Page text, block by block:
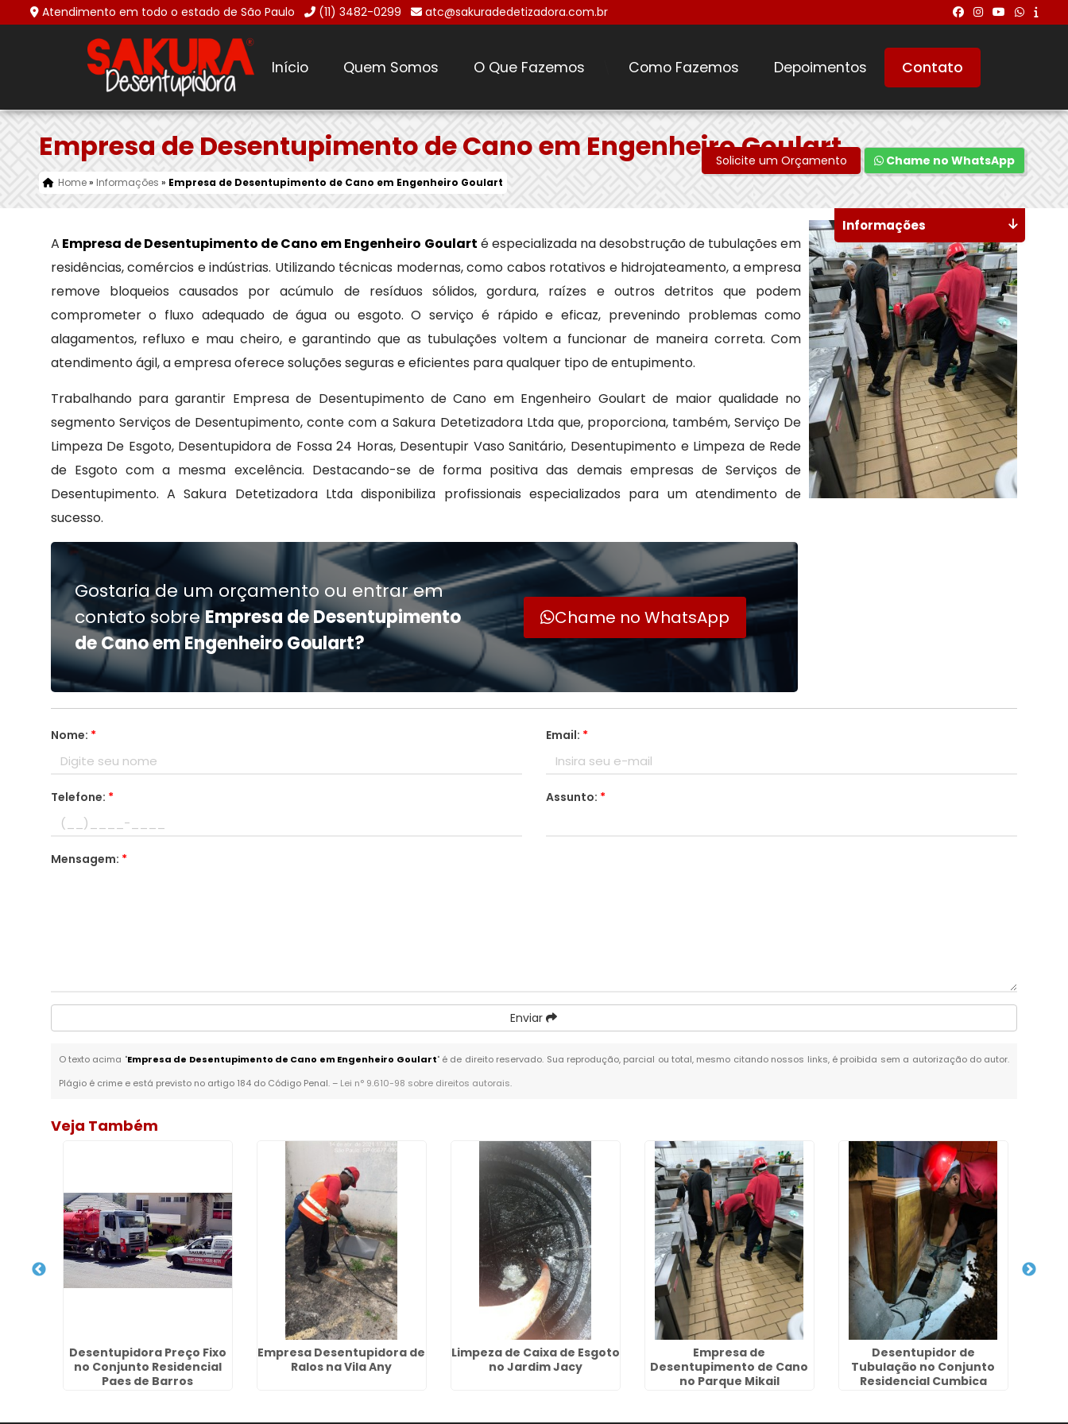
Atendimento em todo o estado de São Paulo (11) 3482-0299 atc@sakuradedetizadora.com.br
Início Quem Somos O Que Fazemos Como Fazemos Depoimentos Contato
Empresa de Desentupimento de Cano em Engenheiro Goulart
Home» Informações » Empresa de Desentupimento de Cano em Engenheiro Goulart
Solicite um Orçamento Chame no WhatsApp
A Empresa de Desentupimento de Cano em Engenheiro Goulart é especializada na desobstrução de tubulações em
residências, comércios e indústrias. Utilizando técnicas modernas, como cabos rotativos e hidrojateamento, a empresa
remove bloqueios causados por acúmulo de resíduos sólidos, gordura, raízes e outros detritos que podem
comprometer o fluxo adequado de água ou esgoto. O serviço é rápido e eficaz, prevenindo problemas como
alagamentos, refluxo e mau cheiro, e garantindo que as tubulações voltem a funcionar de maneira correta. Com
atendimento ágil, a empresa oferece soluções seguras e eficientes para qualquer tipo de entupimento.
Trabalhando para garantir Empresa de Desentupimento de Cano em Engenheiro Goulart de maior qualidade no
segmento Serviços de Desentupimento, conte com a Sakura Detetizadora Ltda que, proporciona, também, Serviço De
Limpeza De Esgoto, Desentupidora de Fossa 24 Horas, Desentupir Vaso Sanitário, Desentupimento e Limpeza de Rede
de Esgoto com a mesma excelência. Destacando-se de forma positiva das demais empresas de Serviços de
Desentupimento. A Sakura Detetizadora Ltda disponibiliza profissionais especializados para um atendimento de
sucesso.
Gostaria de um orçamento ou entrar em
contato sobreEmpresa de Desentupimento
de Cano em Engenheiro Goulart?
Chame no WhatsApp
Nome: * Email: *
Telefone: * Assunto: *
Mensagem: *
Enviar
O texto acima "Empresa de Desentupimento de Cano em Engenheiro Goulart" é de direito reservado. Sua reprodução, parcial ou total, mesmo citando nossos links, é proibida sem a autorização do autor.
Plágio é crime e está previsto no artigo 184 do Código Penal. – Lei n° 9.610-98 sobre direitos autorais.
Informações
Veja Também
Desentupidora Preço Fixo
no Conjunto Residencial
Paes de Barros
Empresa Desentupidora de
Ralos na Vila Any
Limpeza de Caixa de Esgoto
no Jardim Jacy
Empresa de
Desentupimento de Cano
no Parque Mikail
Desentupidor de
Tubulação no Conjunto
Residencial Cumbica